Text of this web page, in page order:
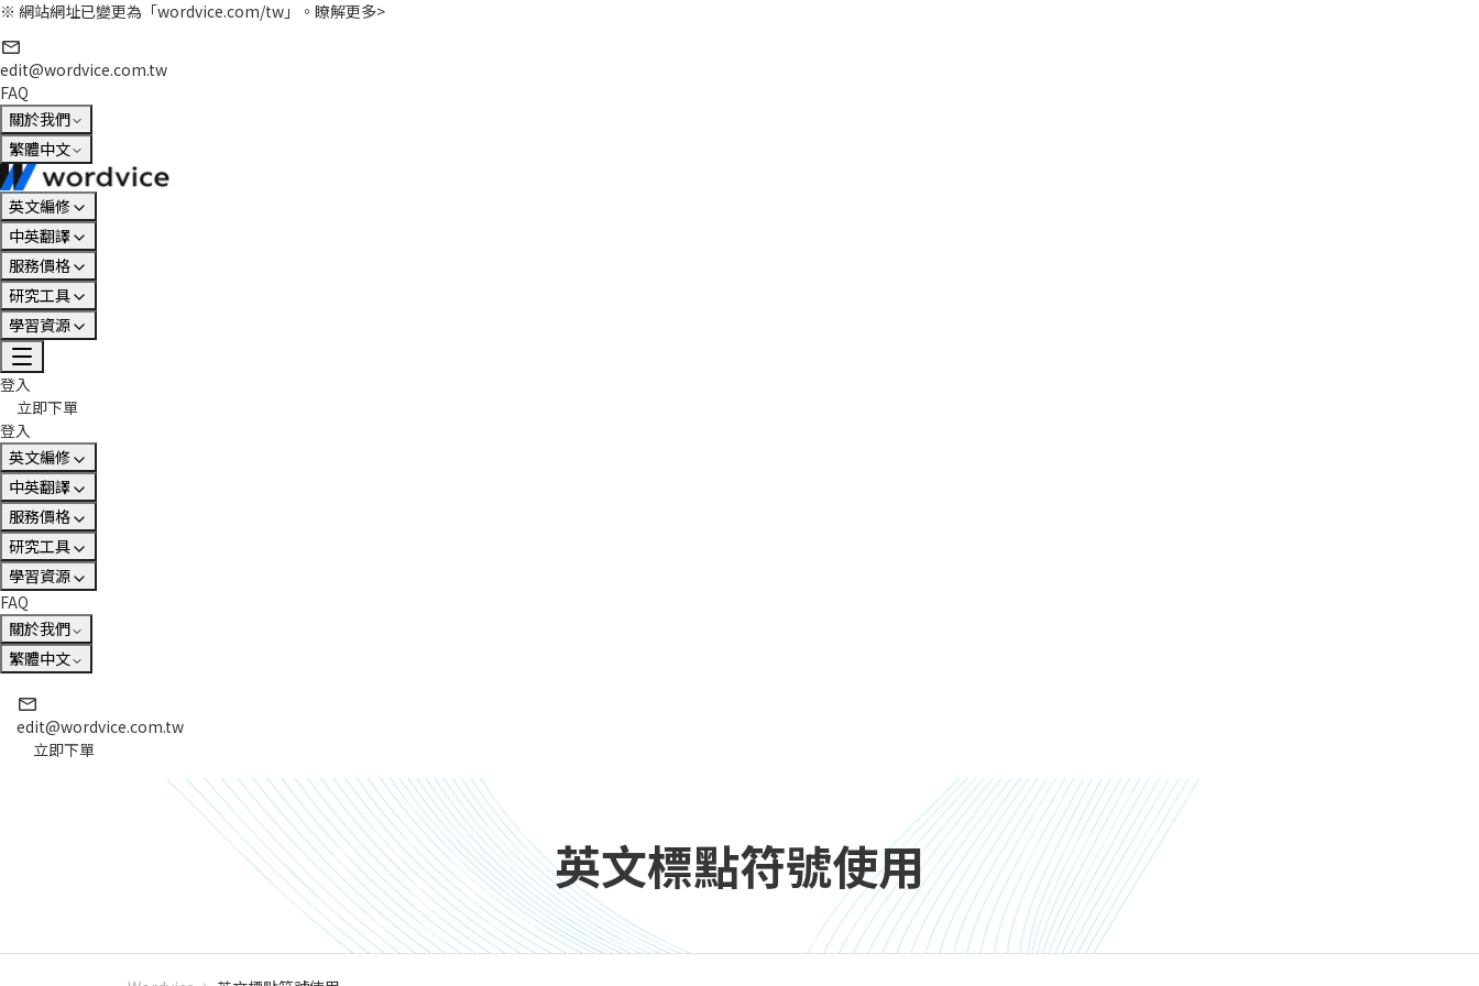
※ 網站網址已變更為「wordvice.com/tw」。 瞭解更多>
edit@wordvice.com.tw
FAQ
關於我們
繁體中文
英文編修
中英翻譯
服務價格
研究工具
學習資源
登入
立即下單
登入
英文編修
中英翻譯
服務價格
研究工具
學習資源
FAQ
關於我們
繁體中文
edit@wordvice.com.tw
立即下單
英文標點符號使用